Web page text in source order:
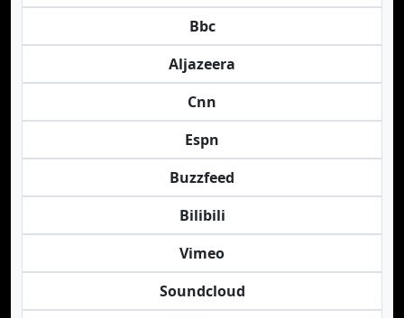
Bbc
Aljazeera
Cnn
Espn
Buzzfeed
Bilibili
Vimeo
Soundcloud